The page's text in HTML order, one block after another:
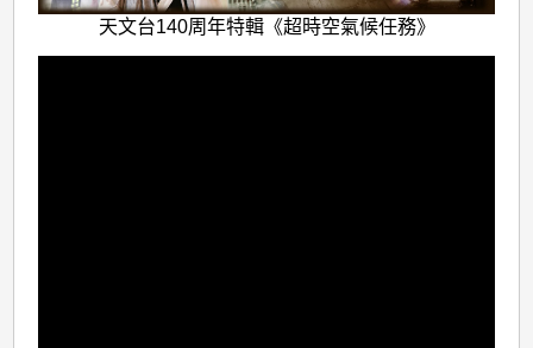
天文台140周年特輯《超時空氣候任務》